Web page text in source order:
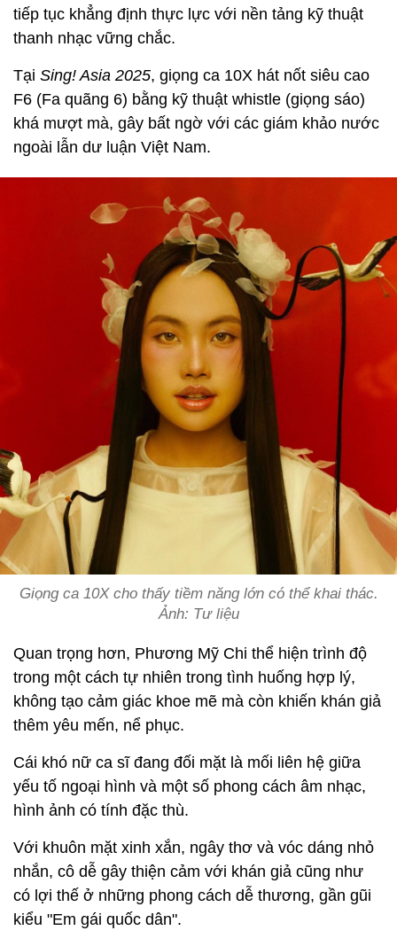
tiếp tục khẳng định thực lực với nền tảng kỹ thuật
thanh nhạc vững chắc.
Tại Sing! Asia 2025, giọng ca 10X hát nốt siêu cao
F6 (Fa quãng 6) bằng kỹ thuật whistle (giọng sáo)
khá mượt mà, gây bất ngờ với các giám khảo nước
ngoài lẫn dư luận Việt Nam.
Giọng ca 10X cho thấy tiềm năng lớn có thể khai thác.
Ảnh: Tư liệu
Quan trọng hơn, Phương Mỹ Chi thể hiện trình độ
trong một cách tự nhiên trong tình huống hợp lý,
không tạo cảm giác khoe mẽ mà còn khiến khán giả
thêm yêu mến, nể phục.
Cái khó nữ ca sĩ đang đối mặt là mối liên hệ giữa
yếu tố ngoại hình và một số phong cách âm nhạc,
hình ảnh có tính đặc thù.
Với khuôn mặt xinh xắn, ngây thơ và vóc dáng nhỏ
nhắn, cô dễ gây thiện cảm với khán giả cũng như
có lợi thế ở những phong cách dễ thương, gần gũi
kiểu "Em gái quốc dân".